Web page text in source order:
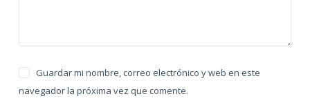
Guardar mi nombre, correo electrónico y web en este
navegador la próxima vez que comente.